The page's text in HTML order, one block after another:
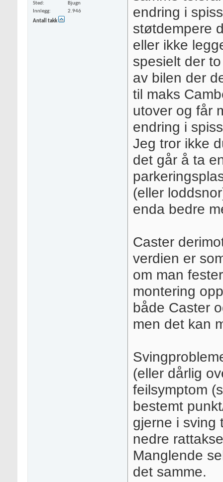
Sted
Bjugn
Innlegg
2.946
Antall takk
endring i
støtdempere
eller ikke
spesielt der
av bilen der
til maks
utover og får
endring i
Jeg tror ikke
det går å ta
(eller
enda bedre
Caster
verdien er
om man
montering
både Caster
men det kan
(eller dårlig
feilsymptom
bestemt
gjerne i sving
nedre
Manglende
det samme.